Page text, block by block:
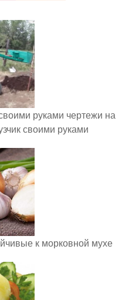
руками чертежи на
своими руками
к морковной мухе